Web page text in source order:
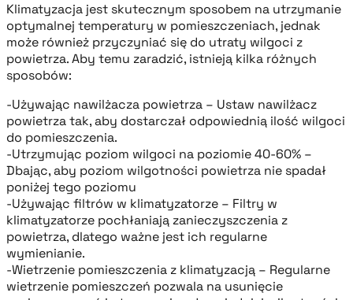
Klimatyzacja jest skutecznym sposobem na utrzymanie
optymalnej temperatury w pomieszczeniach, jednak
może również przyczyniać się do utraty wilgoci z
powietrza. Aby temu zaradzić, istnieją kilka różnych
sposobów:
-Używając nawilżacza powietrza – Ustaw nawilżacz
powietrza tak, aby dostarczał odpowiednią ilość wilgoci
do pomieszczenia.
-Utrzymując poziom wilgoci na poziomie 40-60% –
Dbając, aby poziom wilgotności powietrza nie spadał
poniżej tego poziomu
-Używając filtrów w klimatyzatorze – Filtry w
klimatyzatorze pochłaniają zanieczyszczenia z
powietrza, dlatego ważne jest ich regularne
wymienianie.
-Wietrzenie pomieszczenia z klimatyzacją – Regularne
wietrzenie pomieszczeń pozwala na usunięcie